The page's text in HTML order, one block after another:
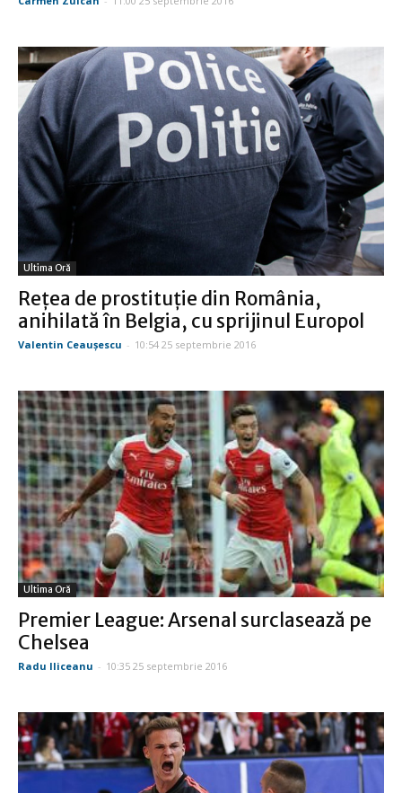
Ultima Oră
Reţea de prostituţie din România,
anihilată în Belgia, cu sprijinul Europol
Valentin Ceauşescu - 10:54 25 septembrie 2016
Ultima Oră
Premier League: Arsenal surclasează pe
Chelsea
Radu Iliceanu - 10:35 25 septembrie 2016